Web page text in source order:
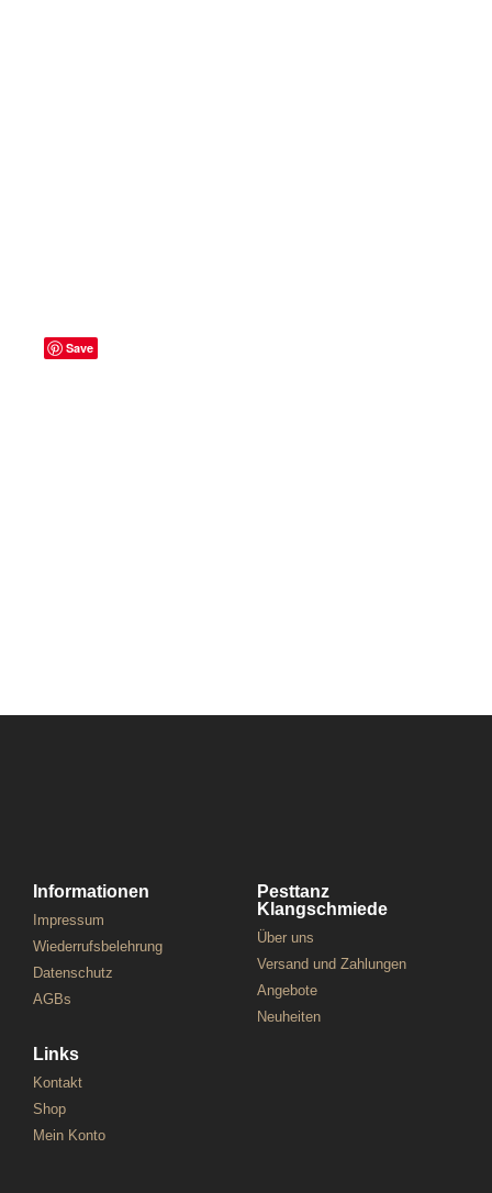
Informationen
Impressum
Wiederrufsbelehrung
Datenschutz
AGBs
Pesttanz
Klangschmiede
Über uns
Versand und Zahlungen
Angebote
Neuheiten
Links
Kontakt
Shop
Mein Konto